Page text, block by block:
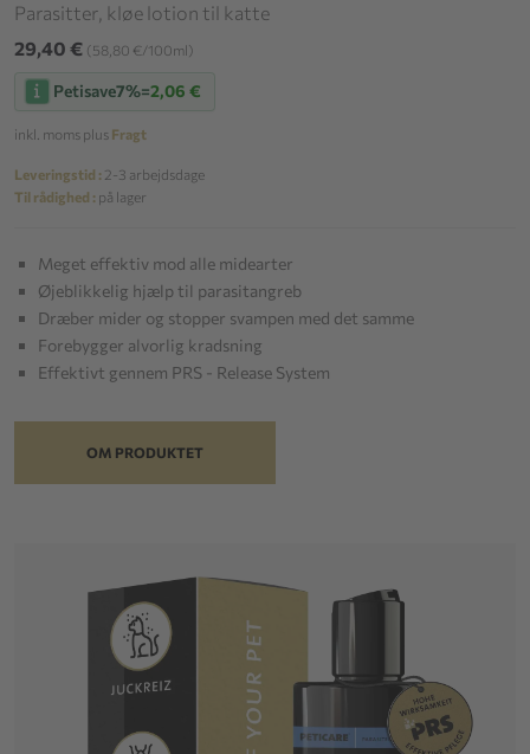
Parasitter, kløe lotion til katte
29,40 € (58,80 €/100ml)
Petisave7%=2,06 €
inkl. moms plus Fragt
Leveringstid : 2-3 arbejdsdage
Til rådighed : på lager
Meget effektiv mod alle midearter
Øjeblikkelig hjælp til parasitangreb
Dræber mider og stopper svampen med det samme
Forebygger alvorlig kradsning
Effektivt gennem PRS - Release System
OM PRODUKTET